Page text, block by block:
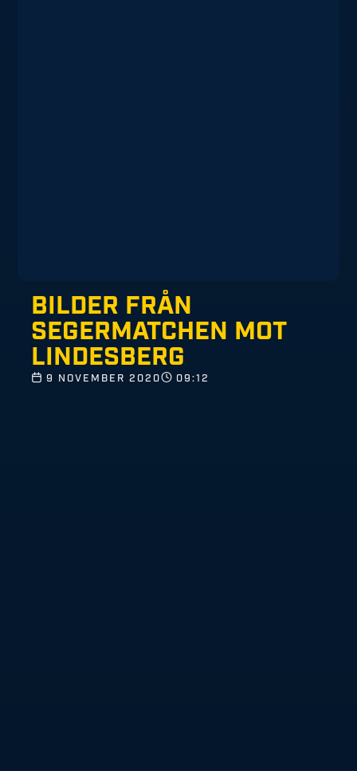
BILDER FRÅN
SEGERMATCHEN MOT
LINDESBERG
9 NOVEMBER 2020 09:12